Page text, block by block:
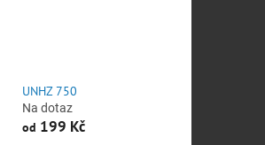
UNHZ 750
Na dotaz
od 199 Kč